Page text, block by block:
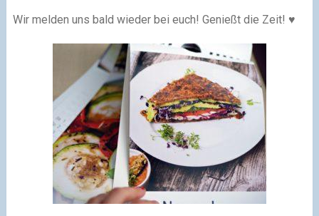
Wir melden uns bald wieder bei euch! Genießt die Zeit! ♥